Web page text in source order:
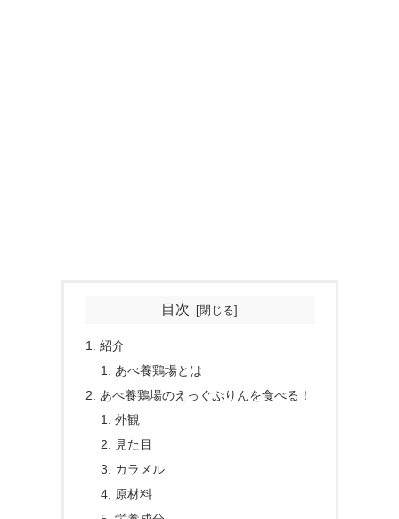
目次
紹介
あべ養鶏場とは
あべ養鶏場のえっぐぷりんを食べる！
外観
見た目
カラメル
原材料